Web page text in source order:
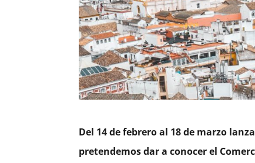
Del 14 de febrero al 18 de marzo
pretendemos dar a conocer el